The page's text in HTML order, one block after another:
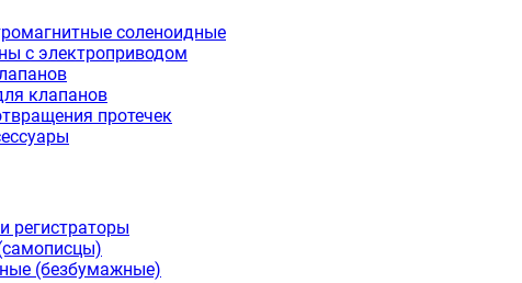
соленоидные
с электроприводом
клапанов
протечек
регистраторы
(безбумажные)